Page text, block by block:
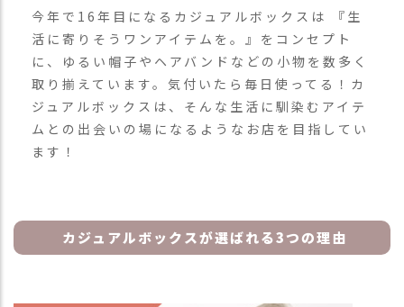
今年で16年目になるカジュアルボックスは 『生
活に寄りそうワンアイテムを。』をコンセプト
に、ゆるい帽子やヘアバンドなどの小物を数多く
取り揃えています。気付いたら毎日使ってる！カ
ジュアルボックスは、そんな生活に馴染むアイテ
ムとの出会いの場になるようなお店を目指してい
ます！
カジュアルボックスが選ばれる3つの理由